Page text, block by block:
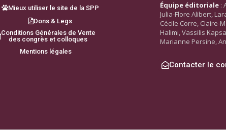
Mieux utiliser le site de la SPP
Dons & Legs
Conditions Générales de Vente
des congrès et colloques
Mentions légales
Équipe éditoriale :
Julia-Flore Alibert,
Cécile Corre, Claire-
Halimi, Vassilis
Marianne Persine,
Contacter le